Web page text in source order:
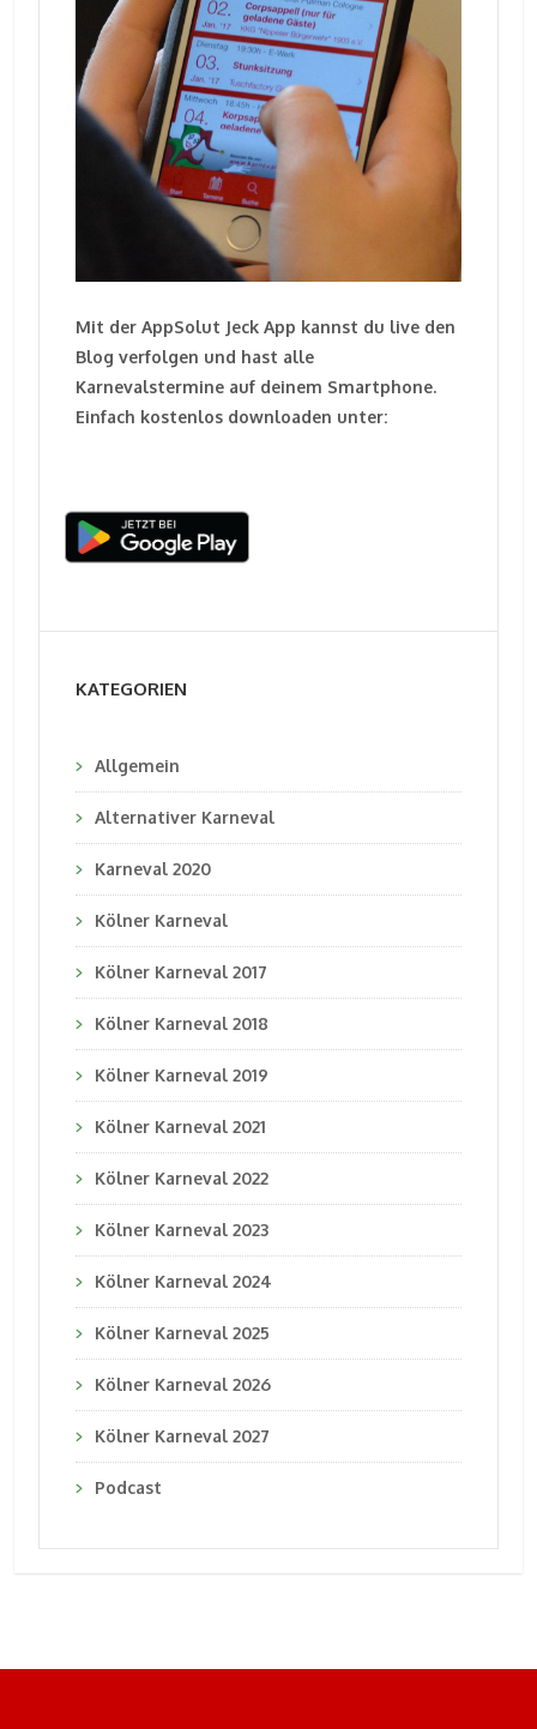
Mit der AppSolut Jeck App kannst du live den
Blog verfolgen und hast alle
Karnevalstermine auf deinem Smartphone.
Einfach kostenlos downloaden unter:
KATEGORIEN
Allgemein
Alternativer Karneval
Karneval 2020
Kölner Karneval
Kölner Karneval 2017
Kölner Karneval 2018
Kölner Karneval 2019
Kölner Karneval 2021
Kölner Karneval 2022
Kölner Karneval 2023
Kölner Karneval 2024
Kölner Karneval 2025
Kölner Karneval 2026
Kölner Karneval 2027
Podcast